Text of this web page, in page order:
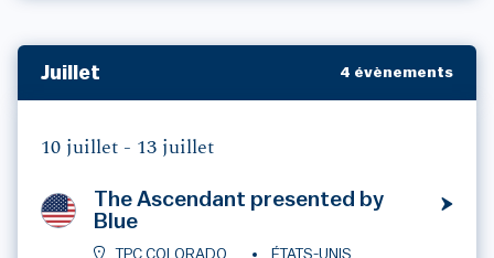
Juillet 4 évènements
10 juillet - 13 juillet
The Ascendant presented by
Blue
TPC COLORADO ÉTATS-UNIS